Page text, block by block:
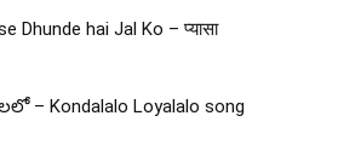
Dhunde hai Jal Ko – प्यासा
Kondalalo Loyalalo song